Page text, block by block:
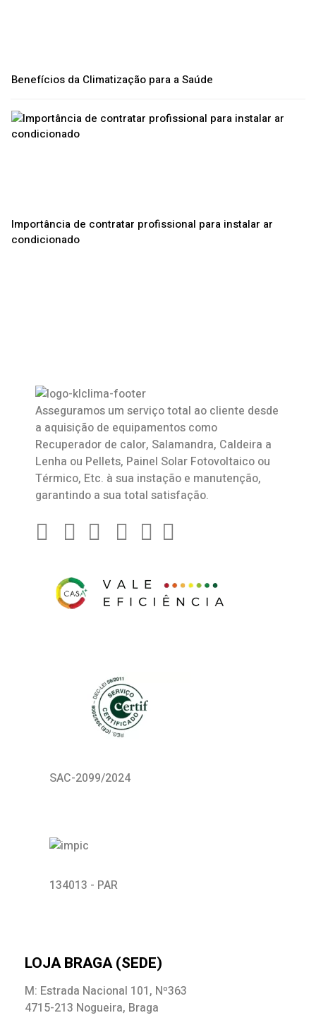
Benefícios da Climatização para a Saúde
Importância de contratar profissional para instalar ar
condicionado
Asseguramos um serviço total ao cliente desde
a aquisição de equipamentos como
Recuperador de calor, Salamandra, Caldeira a
Lenha ou Pellets, Painel Solar Fotovoltaico ou
Térmico, Etc. à sua instação e manutenção,
garantindo a sua total satisfação.
SAC-2099/2024
134013 - PAR
LOJA BRAGA (SEDE)
M: Estrada Nacional 101, Nº363
4715-213 Nogueira, Braga